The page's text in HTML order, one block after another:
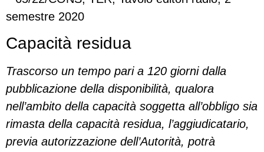
Capacità residua
Trascorso un tempo pari a 120 giorni dalla
pubblicazione della disponibilità, qualora
nell’ambito della capacità soggetta all’obbligo sia
rimasta della capacità residua, l’aggiudicatario,
previa autorizzazione dell’Autorità, potrà